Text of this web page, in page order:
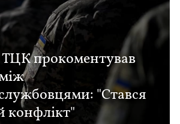
прокоментував
"Стався
конфлікт"